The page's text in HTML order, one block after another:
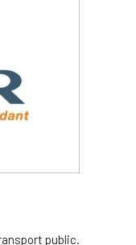
public.